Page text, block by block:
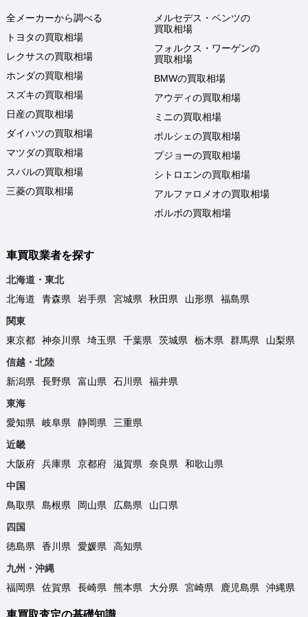
全メーカーから調べる
トヨタの買取相場
レクサスの買取相場
ホンダの買取相場
スズキの買取相場
日産の買取相場
ダイハツの買取相場
マツダの買取相場
スバルの買取相場
三菱の買取相場
メルセデス・ベンツの
買取相場
フォルクス・ワーゲンの
買取相場
BMWの買取相場
アウディの買取相場
ミニの買取相場
ポルシェの買取相場
プジョーの買取相場
シトロエンの買取相場
アルファロメオの買取相場
ボルボの買取相場
車買取業者を探す
北海道・東北
北海道
青森県 岩手県 宮城県 秋田県 山形県
福島県
関東
東京都
神奈川県 埼玉県 千葉県 茨城県 栃木県 群馬県
山梨県
信越・北陸
新潟県
長野県 富山県 石川県
福井県
東海
愛知県
岐阜県 静岡県
三重県
近畿
大阪府
兵庫県 京都府 滋賀県 奈良県
和歌山県
中国
鳥取県
島根県 岡山県 広島県
山口県
四国
徳島県
香川県 愛媛県
高知県
九州・沖縄
福岡県
佐賀県 長崎県 熊本県 大分県 宮崎県 鹿児島県 沖縄県
車買取査定の基礎知識